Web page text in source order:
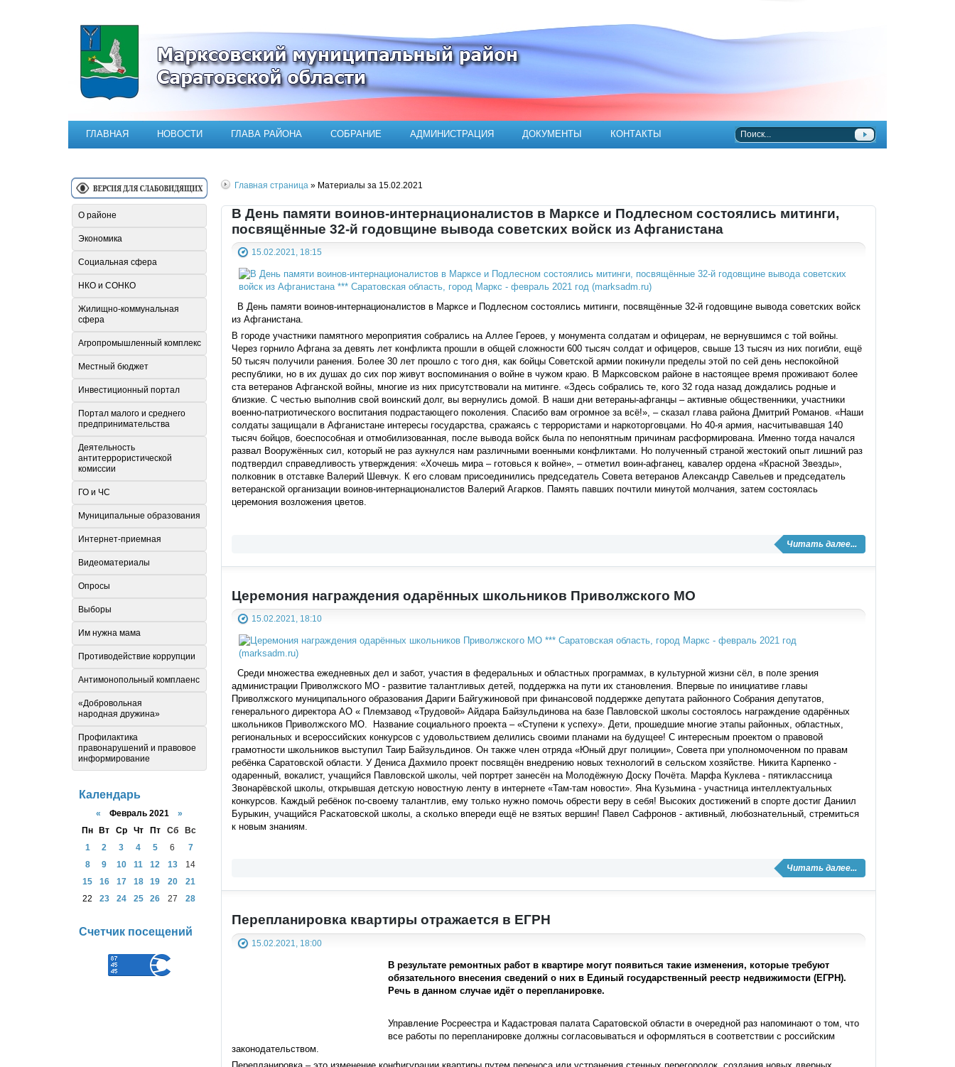
Официальный сайт Марксовского муниципального района
ГЛАВНАЯ НОВОСТИ ГЛАВА РАЙОНА СОБРАНИЕ АДМИНИСТРАЦИЯ ДОКУМЕНТЫ КОНТАКТЫ
Главная страница » Материалы за 15.02.2021
В День памяти воинов-интернационалистов в Марксе и Подлесном состоялись митинги,
посвящённые 32-й годовщине вывода советских войск из Афганистана
15.02.2021, 18:15
В День памяти воинов-интернационалистов в Марксе и Подлесном состоялись митинги, посвящённые 32-й годовщине вывода советских войск
из Афганистана.
В городе участники памятного мероприятия собрались на Аллее Героев, у монумента солдатам и офицерам, не вернувшимся с той войны.
Через горнило Афгана за девять лет конфликта прошли в общей сложности 600 тысяч солдат и офицеров, свыше 13 тысяч из них погибли, ещё
50 тысяч получили ранения. Более 30 лет прошло с того дня, как бойцы Советской армии покинули пределы этой по сей день неспокойной
республики, но в их душах до сих пор живут воспоминания о войне в чужом краю. В Марксовском районе в настоящее время проживают более
ста ветеранов Афганской войны, многие из них присутствовали на митинге. «Здесь собрались те, кого 32 года назад дождались родные и
близкие. С честью выполнив свой воинский долг, вы вернулись домой. В наши дни ветераны-афганцы – активные общественники, участники
военно-патриотического воспитания подрастающего поколения. Спасибо вам огромное за всё!», – сказал глава района Дмитрий Романов. «Наши
солдаты защищали в Афганистане интересы государства, сражаясь с террористами и наркоторговцами. Но 40-я армия, насчитывавшая 140
тысяч бойцов, боеспособная и отмобилизованная, после вывода войск была по непонятным причинам расформирована. Именно тогда начался
развал Вооружённых сил, который не раз аукнулся нам различными военными конфликтами. Но полученный страной жестокий опыт лишний раз
подтвердил справедливость утверждения: «Хочешь мира – готовься к войне», – отметил воин-афганец, кавалер ордена «Красной Звезды»,
полковник в отставке Валерий Шевчук. К его словам присоединились председатель Совета ветеранов Александр Савельев и председатель
ветеранской организации воинов-интернационалистов Валерий Агарков. Память павших почтили минутой молчания, затем состоялась
церемония возложения цветов.
Читать далее...
Церемония награждения одарённых школьников Приволжского МО
15.02.2021, 18:10
Среди множества ежедневных дел и забот, участия в федеральных и областных программах, в культурной жизни сёл, в поле зрения​
администрации Приволжского МО - развитие талантливых детей,​ поддержка на пути их становления. Впервые по инициативе главы
Приволжского муниципального образования Дариги Байгужиновой при финансовой поддержке депутата районного Собрания депутатов,
генерального директора АО « Племзавод «Трудовой» Айдара Байзульдинова на базе Павловской школы состоялось награждение одарённых
школьников Приволжского МО. Название социального проекта – «Ступени к успеху». Дети, прошедшие многие этапы районных, областных,
региональных и всероссийских конкурсов с удовольствием делились своими планами на будущее! С интересным проектом о правовой
грамотности школьников выступил Таир Байзульдинов. Он также член отряда «Юный друг полиции», Совета при уполномоченном по правам
ребёнка Саратовской области. У Дениса Дахмило проект посвящён внедрению новых технологий в сельском хозяйстве. Никита Карпенко -
одаренный, вокалист, учащийся Павловской школы, чей портрет занесён на Молодёжную Доску Почёта.​ Марфа Куклева - пятиклассница
Звонарёвской школы, открывшая детскую новостную ленту в интернете «Там-там новости». Яна Кузьмина - участница интеллектуальных
конкурсов. Каждый ребёнок по-своему талантлив, ему только нужно помочь обрести веру в себя! Высоких достижений в спорте достиг Даниил
Бурыкин, учащийся Раскатовской школы, а сколько впереди ещё не взятых вершин! Павел Сафронов - активный, любознательный, стремиться
к новым знаниям.
Читать далее...
Перепланировка квартиры отражается в ЕГРН
15.02.2021, 18:00
В результате ремонтных работ в квартире могут появиться такие изменения, которые требуют
обязательного внесения сведений о них в Единый государственный реестр недвижимости (ЕГРН).
Речь в данном случае идёт о перепланировке.
Управление Росреестра и Кадастровая палата Саратовской области в очередной раз напоминают о том, что
все работы по перепланировке должны согласовываться и оформляться в соответствии с российским
законодательством.
О районе
Экономика
Социальная сфера
НКО и СОНКО
Жилищно-коммунальная
сфера
Агропромышленный комплекс
Местный бюджет
Инвестиционный портал
Портал малого и среднего
предпринимательства
Деятельность
антитеррористической
комиссии
ГО и ЧС
Муниципальные образования
Интернет-приемная
Видеоматериалы
Опросы
Выборы
Им нужна мама
Противодействие коррупции
Антимонопольный комплаенс
«Добровольная
народная дружина»
Профилактика
правонарушений и правовое
информирование
Календарь
« Февраль 2021 »
Пн
Вт Ср Чт Пт Сб
Вс
1
2 3 4 5 6
7
8
9 10 11 12 13
14
15
16 17 18 19 20
21
22
23 24 25 26 27 28
Счетчик посещений